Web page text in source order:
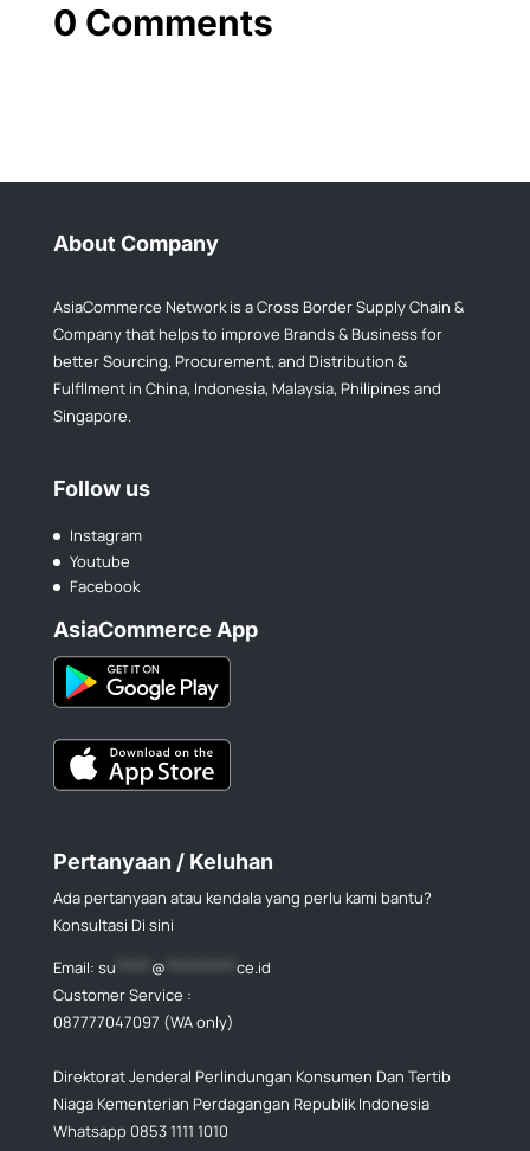
0 Comments
About Company
AsiaCommerce Network is a Cross Border Supply Chain &
Company that helps to improve Brands & Business for
better Sourcing, Procurement, and Distribution &
Fulfllment in China, Indonesia, Malaysia, Philipines and
Singapore.
Follow us
Instagram
Youtube
Facebook
AsiaCommerce App
Pertanyaan / Keluhan
Ada pertanyaan atau kendala yang perlu kami bantu?
Konsultasi Di sini
Email: su @
ce.id
Customer Service :
087777047097 (WA only)
Direktorat Jenderal Perlindungan Konsumen Dan Tertib
Niaga Kementerian Perdagangan Republik Indonesia
Whatsapp 0853 1111 1010